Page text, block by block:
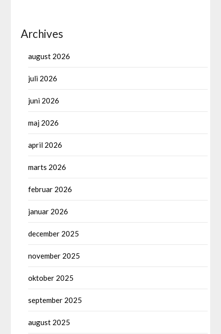
Archives
august 2026
juli 2026
juni 2026
maj 2026
april 2026
marts 2026
februar 2026
januar 2026
december 2025
november 2025
oktober 2025
september 2025
august 2025